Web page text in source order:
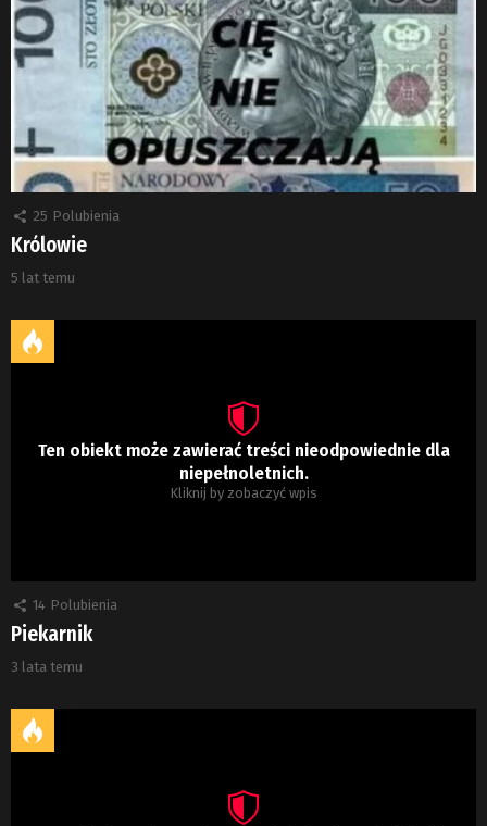
25 Polubienia
Królowie
5 lat temu
Ten obiekt może zawierać treści nieodpowiednie dla
niepełnoletnich.
Kliknij by zobaczyć wpis
14 Polubienia
Piekarnik
3 lata temu